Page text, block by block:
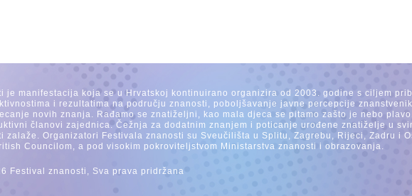
je manifestacija koja se u Hrvatskoj kontinuirano organizira od 2003. godine s ciljem
i rezultatima na području znanosti, poboljšavanje javne percepcije
novih znanja. Rađamo se znatiželjni, kao mala djeca se pitamo zašto je nebo
članovi zajednica. Čežnja za dodatnim znanjem i poticanje urođene znatiželje u
zalaže. Organizatori Festivala znanosti su Sveučilišta u Splitu, Zagrebu, Rijeci, Zadru i
Councilom, a pod visokim pokroviteljstvom Ministarstva znanosti i obrazovanja.
Festival znanosti, Sva prava pridržana